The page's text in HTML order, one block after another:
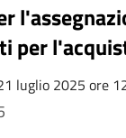
per
luglio 2025 ore